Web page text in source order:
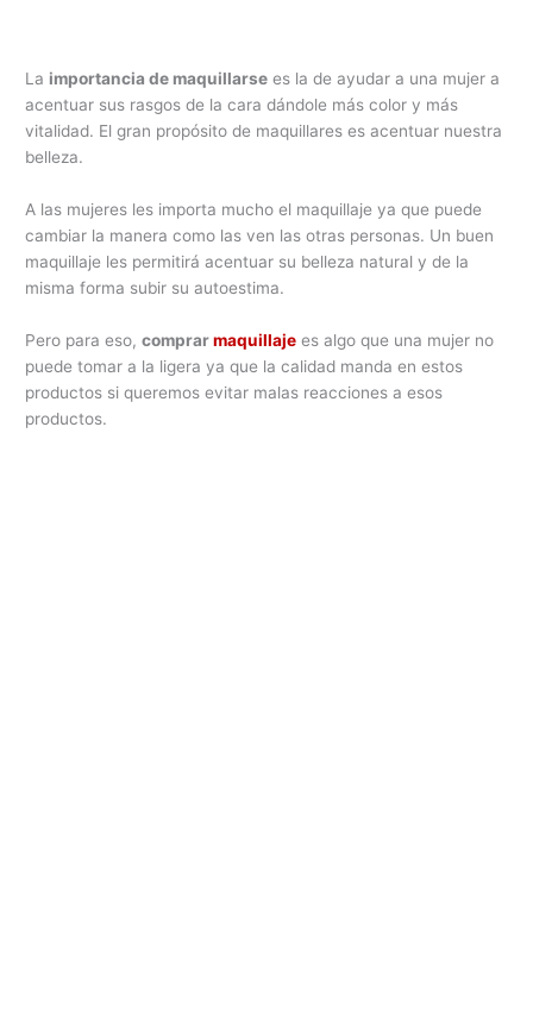
La importancia de maquillarse es la de ayudar a una mujer a
acentuar sus rasgos de la cara dándole más color y más
vitalidad. El gran propósito de maquillares es acentuar nuestra
belleza.
A las mujeres les importa mucho el maquillaje ya que puede
cambiar la manera como las ven las otras personas. Un buen
maquillaje les permitirá acentuar su belleza natural y de la
misma forma subir su autoestima.
Pero para eso,comprarmaquillaje es algo que una mujer no
puede tomar a la ligera ya que la calidad manda en estos
productos si queremos evitar malas reacciones a esos
productos.